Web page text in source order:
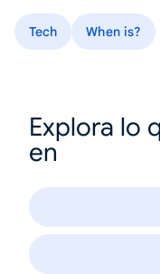
Tech When is?
Explora lo
en